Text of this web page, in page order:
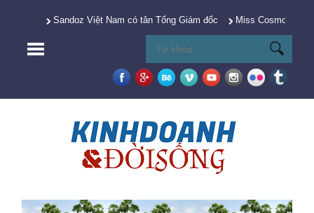
Sandoz Việt Nam có tân Tổng Giám đốc Miss Cosmo 2025